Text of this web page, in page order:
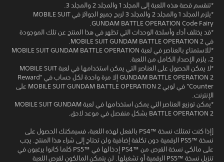
*تنقسم قصة هذه اللعبة إلى المجلد 1 والمجلد 2 والمجلد 3.
*يلزم المجلد 1 والمجلد 2 والمجلد 3 لربح جميع الجوائز في MOBILE SUIT
GUNDAM BATTLE OPERATION Code Fairy.
*قد يختلف أداء وأسلحة الوحدات التي تظهر في هذا المنتج عن تلك الموجودة
في MOBILE SUIT GUNDAM BATTLE OPERATION 2.
*للاستمتاع بالعناصر في لعبة MOBILE SUIT GUNDAM BATTLE OPERATION
2، يلزم الإصدار الكامل من اللعبة.
*لا يمكن الحصول على العناصر التي يمكن استخدامها في لعبة MOBILE SUIT
GUNDAM BATTLE OPERATION 2 إلا مرة واحدة لكل حساب في "Reward
Counter" في لوبي MOBILE SUIT GUNDAM BATTLE OPERATION 2 على
الإنترنت.
*يمكن توزيع العناصر التي يمكن استخدامها في لعبة MOBILE SUIT GUNDAM
BATTLE OPERATION 2 بشكل منفصل في موعد لاحق.
[إذا كنت تمتلك نسخة PS4™‎ بالفعل لهذه اللعبة، فسيمكنك الحصول على
نسخة PS5™‎ الرقمية دون تكلفة إضافية ولن تحتاج إلى شراء هذا المنتج. يجب
على مالكي نسخة القرص من PS4™‎ إدخالها في PS5™‎ كلما كانوا يرغبون في
تنزيل نسخة PS5™‎ الرقمية أو تشغيلها. لن يتمكن المالكون لقرص اللعبة